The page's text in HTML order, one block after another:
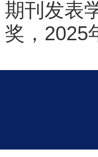
期刊发表
奖，2025